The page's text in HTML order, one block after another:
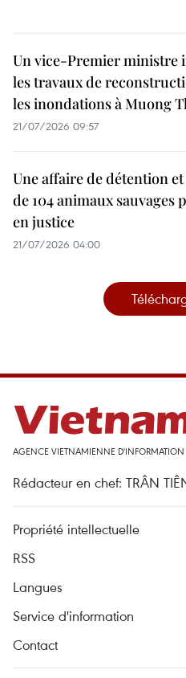
Un vice-Premier ministre
les travaux de
les inondations à Muong
21/07/2026 09:57
Une affaire de détention
de 104 animaux sauvages
en justice
21/07/2026 04:00
AGENCE VIETNAMIENNE
Rédacteur en chef: TRÂN
Propriété intellectuelle
RSS
Langues
Service d'information
Contact